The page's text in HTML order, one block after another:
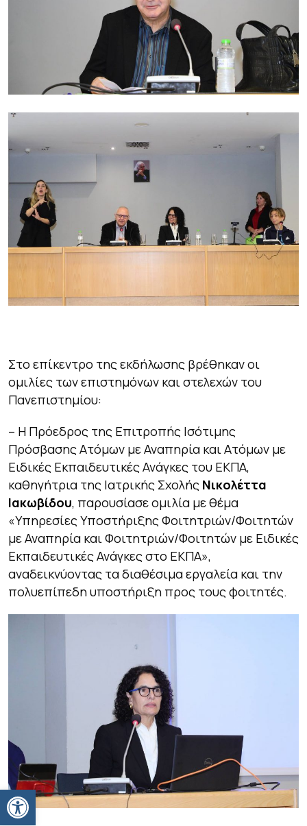
Ανοίξτε τη γραμμή εργαλείων
Στο επίκεντρο της εκδήλωσης βρέθηκαν οι
ομιλίες των επιστημόνων και στελεχών του
Πανεπιστημίου:
– Η Πρόεδρος της Επιτροπής Ισότιμης
Πρόσβασης Ατόμων με Αναπηρία και Ατόμων με
Ειδικές Εκπαιδευτικές Ανάγκες του ΕΚΠΑ,
καθηγήτρια της Ιατρικής Σχολής Νικολέττα
Ιακωβίδου, παρουσίασε ομιλία με θέμα
«Υπηρεσίες Υποστήριξης Φοιτητριών/Φοιτητών
με Αναπηρία και Φοιτητριών/Φοιτητών με Ειδικές
Εκπαιδευτικές Ανάγκες στο ΕΚΠΑ»,
αναδεικνύοντας τα διαθέσιμα εργαλεία και την
πολυεπίπεδη υποστήριξη προς τους φοιτητές.